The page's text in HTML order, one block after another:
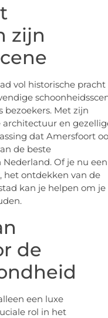
zijn
vol historische pracht
bezoekers. Met zijn
en
dat Amersfoort
de beste
Of je nu een
het ontdekken van de
kan je helpen om je
de
een luxe
rol in het